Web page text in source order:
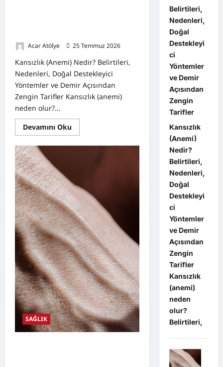
Acar Atölye
25 Temmuz 2026
Kansızlık (Anemi) Nedir? Belirtileri,
Nedenleri, Doğal Destekleyici
Yöntemler ve Demir Açısından
Zengin Tarifler Kansızlık (anemi)
neden olur?...
Devamını Oku
more
Kansızlık
Doğal
Destekleyici
Yöntemler
ve
Demir
Açısından
Zengin
Tarifler
SAĞLIK
Belirtileri,
Nedenleri,
Doğal
Destekleyi
ci
Yöntemler
ve Demir
Açısından
Zengin
Tarifler
Kansızlık
(Anemi)
Nedir?
Belirtileri,
Nedenleri,
Doğal
Destekleyi
ci
Yöntemler
ve Demir
Açısından
Zengin
Tarifler
Kansızlık
(anemi)
neden
olur?
Belirtileri,